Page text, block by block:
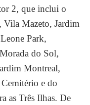
2, que inclui o
Vila Mazeto, Jardim
Park,
do Sol,
Montreal,
e do
as Três Ilhas. De